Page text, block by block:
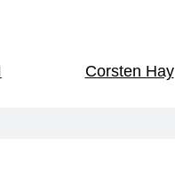
Corsten Hay